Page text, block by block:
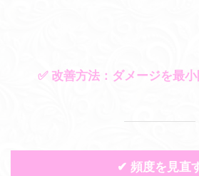
✅ 改善方法：ダメージを最
✔ 頻度を見直